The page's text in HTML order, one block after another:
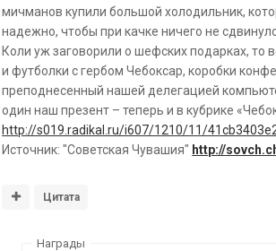
мичманов купили большой холодильник,
надежно, чтобы при качке ничего не
Коли уж заговорили о шефских подарках, то
и футболки с гербом Чебоксар, коробки
преподнесенный нашей делегацией
один наш презент – теперь и в кубрике
http://s019.radikal.ru/i607/1210/11/
Источник: "Советская Чувашия" http://
Цитата
Награды